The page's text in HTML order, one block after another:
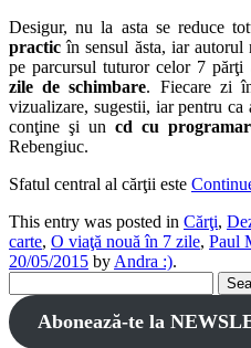
Desigur, nu la asta se reduce
practic în sensul ăsta, iar autorul
pe parcursul tuturor celor 7 părţi
zile de schimbare. Fiecare zi
vizualizare, sugestii, iar pentru ca
conţine şi un cd cu
Rebengiuc.
Sfatul central al cărţii este
This entry was posted in Cărţi,
carte, O viaţă nouă în 7 zile, Paul
20/05/2015 by Andra :).
for:
Abonează-te la